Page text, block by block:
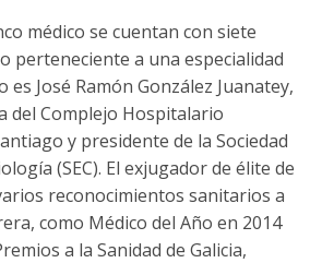
médico se cuentan con siete
perteneciente a una especialidad
José Ramón González Juanatey,
del Complejo Hospitalario
y presidente de la Sociedad
(SEC). El exjugador de élite de
reconocimientos sanitarios a
como Médico del Año en 2014
a la Sanidad de Galicia,